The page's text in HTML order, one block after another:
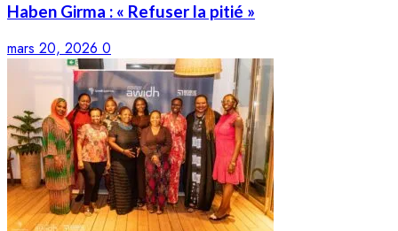
Haben Girma : « Refuser la pitié »
mars 20, 2026 0